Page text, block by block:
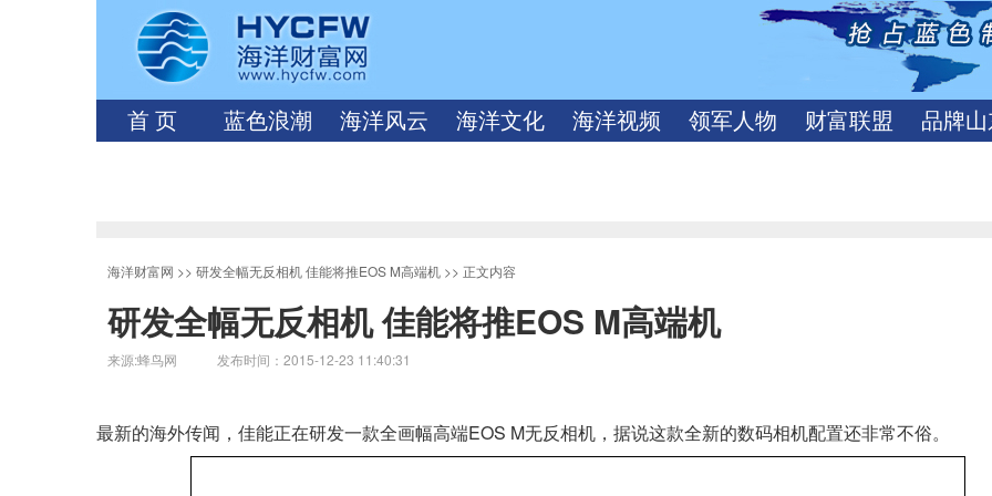
首 页 蓝色浪潮 海洋风云 海洋文化 海洋视频 领军人物 财富联盟 品牌
海洋财富网 >> 研发全幅无反相机 佳能将推EOS M高端机 >> 正文内容
研发全幅无反相机 佳能将推EOS M高端机
来源:蜂鸟网 发布时间：2015-12-23 11:40:31
最新的海外传闻，佳能正在研发一款全画幅高端EOS M无反相机，据说这款全新的数码相机配置还非常不俗。